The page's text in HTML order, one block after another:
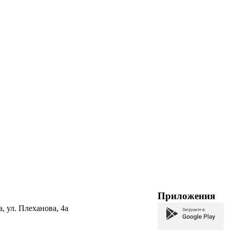
ул. Плеханова, 4а
Приложения